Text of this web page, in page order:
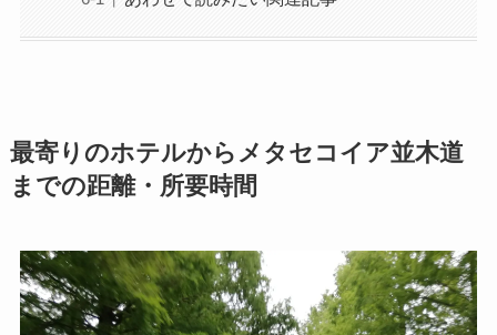
最寄りのホテルからメタセコイア並木道
までの距離・所要時間